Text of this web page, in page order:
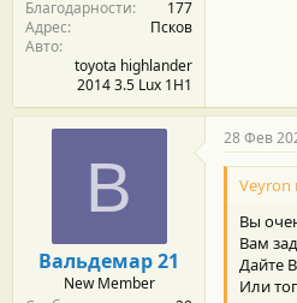
Благодарности
177
Адрес
Псков
Авто
toyota highlander
2014 3.5 Lux 1H1
В
Вальдемар 21
New Member
28 Фев
Veyron
Вы
Вам
Дайте
Или